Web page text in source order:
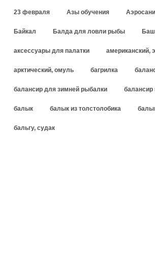
23 февраля Азы обучения
Байкал Балда для ловли рыбы
аксессуары для палатки американский,
арктический, омуль багрилка
балансир для зимней рыбалки балансир
балык балык из толстолобика
бальгу, судак